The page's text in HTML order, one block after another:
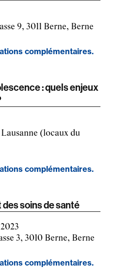
9, 3011 Berne, Berne
complémentaires.
: quels enjeux
(locaux du
complémentaires.
soins de santé
3, 3010 Berne, Berne
complémentaires.